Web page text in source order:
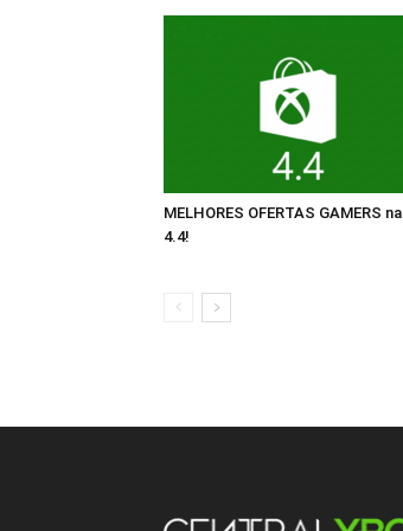
MELHORES OFERTAS GAMERS na
4.4!